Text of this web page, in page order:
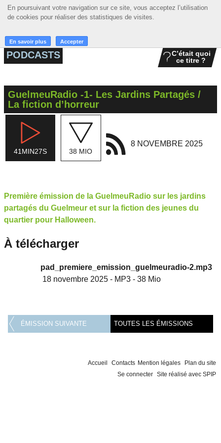
En poursuivant votre navigation sur ce site, vous acceptez l’utilisation
de cookies pour réaliser des statistiques de visites.
En savoir plus Accepter
En poursuivant votre navigation sur ce site, vous acceptez l’utilisation
de cookies pour réaliser des statistiques de visites.
En savoir plus Accepter
☰ MENU
ACCUEIL
GRILLE
MUSIQUE
ACTIONS
LA RADIO
PODCASTS
C’était quoi
ce titre ?
GuelmeuRadio -1- Les Jardins Partagés /
La fiction d’horreur
41MIN27S 38 MIO
8 NOVEMBRE 2025
Première émission de la GuelmeuRadio sur les jardins
partagés du Guelmeur et sur la fiction des jeunes du
quartier pour Halloween.
À télécharger
pad_premiere_emission_guelmeuradio-2.mp3
18 novembre 2025 - MP3 - 38 Mio
ÉMISSION SUIVANTE TOUTES LES ÉMISSIONS
Accueil Contacts Mention légales
Plan du site
Se connecter Site réalisé avec SPIP